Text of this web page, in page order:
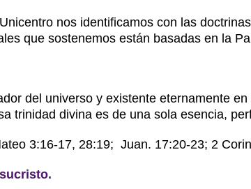
nos identificamos con las
que sostenemos están basadas en la
del universo y existente eternamente
trinidad divina es de una sola esencia,
3:16-17, 28:19; Juan. 17:20-23; 2